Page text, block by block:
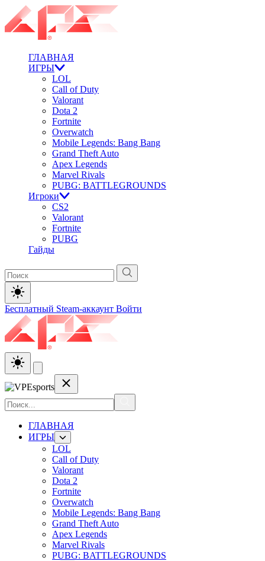
ГЛАВНАЯ
ИГРЫ
LOL
Call of Duty
Valorant
Dota 2
Fortnite
Overwatch
Mobile Legends: Bang Bang
Grand Theft Auto
Apex Legends
Marvel Rivals
PUBG: BATTLEGROUNDS
Игроки
CS2
Valorant
Fortnite
PUBG
Гайды
Бесплатный Steam-аккаунт Войти
ГЛАВНАЯ
ИГРЫ
LOL
Call of Duty
Valorant
Dota 2
Fortnite
Overwatch
Mobile Legends: Bang Bang
Grand Theft Auto
Apex Legends
Marvel Rivals
PUBG: BATTLEGROUNDS